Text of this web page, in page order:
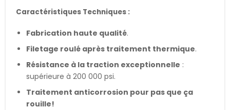
Caractéristiques Techniques :
Fabrication haute qualité.
Filetage roulé après traitement thermique.
Résistance à la traction exceptionnelle :
supérieure à 200 000 psi.
Traitement anticorrosion pour pas que ça
rouille!